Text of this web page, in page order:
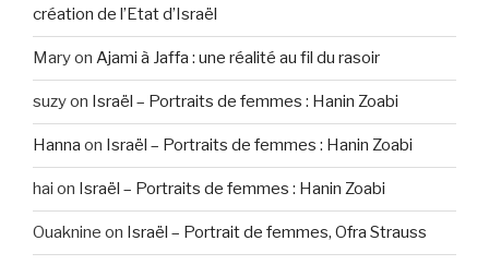
création de l’Etat d’Israël
Maryon Ajami à Jaffa : une réalité au fil du rasoir
suzyon Israël – Portraits de femmes : Hanin Zoabi
Hanna on Israël – Portraits de femmes : Hanin Zoabi
hai on Israël – Portraits de femmes : Hanin Zoabi
Ouaknine on Israël – Portrait de femmes, Ofra Strauss